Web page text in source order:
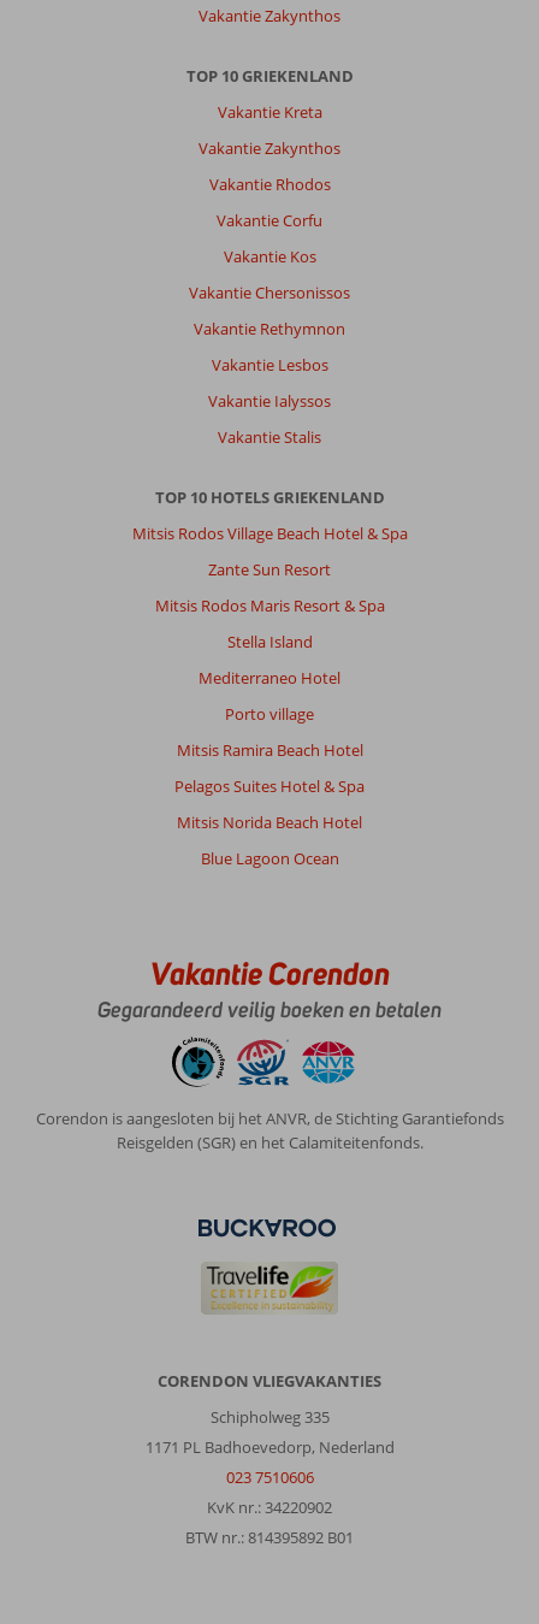
Vakantie Zakynthos
TOP 10 GRIEKENLAND
Vakantie Kreta
Vakantie Zakynthos
Vakantie Rhodos
Vakantie Corfu
Vakantie Kos
Vakantie Chersonissos
Vakantie Rethymnon
Vakantie Lesbos
Vakantie Ialyssos
Vakantie Stalis
TOP 10 HOTELS GRIEKENLAND
Mitsis Rodos Village Beach Hotel & Spa
Zante Sun Resort
Mitsis Rodos Maris Resort & Spa
Stella Island
Mediterraneo Hotel
Porto village
Mitsis Ramira Beach Hotel
Pelagos Suites Hotel & Spa
Mitsis Norida Beach Hotel
Blue Lagoon Ocean
Vakantie Corendon
Gegarandeerd veilig boeken en betalen
Corendon is aangesloten bij het ANVR, de Stichting Garantiefonds
Reisgelden (SGR) en het Calamiteitenfonds.
CORENDON VLIEGVAKANTIES
Schipholweg 335
1171 PL Badhoevedorp, Nederland
023 7510606
KvK nr.: 34220902
BTW nr.: 814395892 B01